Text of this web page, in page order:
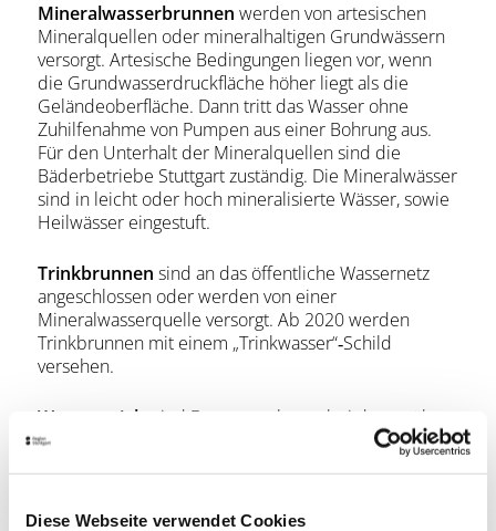
Diese Webseite verwendet Cookies
Mineralwasserbrunnen werden von artesischen
Mineralquellen oder mineralhaltigen Grundwässern
versorgt. Artesische Bedingungen liegen vor, wenn
die Grundwasserdruckfläche höher liegt als die
Geländeoberfläche. Dann tritt das Wasser ohne
Zuhilfenahme von Pumpen aus einer Bohrung aus.
Für den Unterhalt der Mineralquellen sind die
Bäderbetriebe Stuttgart zuständig. Die Mineralwässer
sind in leicht oder hoch mineralisierte Wässer, sowie
Heilwässer eingestuft.
Trinkbrunnen sind an das öffentliche Wassernetz
angeschlossen oder werden von einer
Mineralwasserquelle versorgt. Ab 2020 werden
Trinkbrunnen mit einem „Trinkwasser“‐Schild
versehen.
Wasserspiele
sind Brunnenanlagen, bei denen über
eine Wasservorhaltekammer das Brunnenwasser per
Umwälzpumpe im Kreis bewegt wird. Dieses Wasser,
geeignet.